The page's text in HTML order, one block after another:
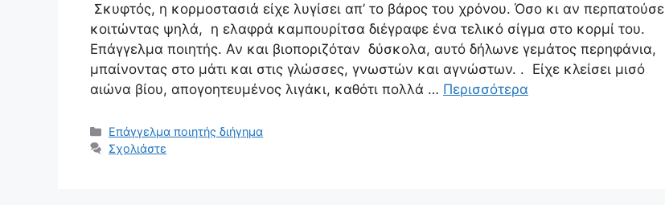
Σκυφτός, η κορμοστασιά είχε λυγίσει απ’ το βάρος του χρόνου. Όσο κι αν περπατούσε
κοιτώντας ψηλά, η ελαφρά καμπουρίτσα διέγραφε ένα τελικό σίγμα στο κορμί του.
Επάγγελμα ποιητής. Αν και βιοποριζόταν δύσκολα, αυτό δήλωνε γεμάτος περηφάνια,
μπαίνοντας στο μάτι και στις γλώσσες, γνωστών και αγνώστων. . Είχε κλείσει μισό
αιώνα βίου, απογοητευμένος λιγάκι, καθότι πολλά … Περισσότερα
Κατηγορίες
Επάγγελμα ποιητής διήγημα
Σχολιάστε